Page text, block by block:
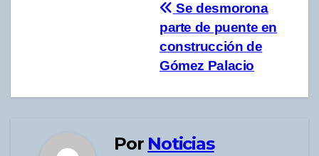
Se desmorona
parte de puente en
construcción de
Gómez Palacio
Por Noticias